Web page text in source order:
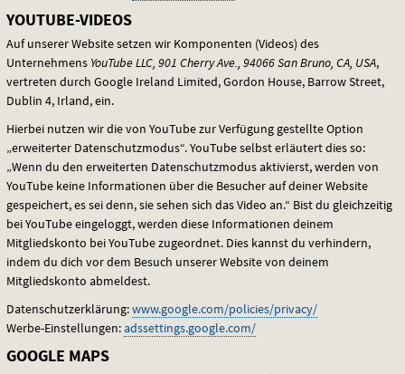
YOUTUBE-VIDEOS
Auf unserer Website setzen wir Komponenten (Videos) des
Unternehmens YouTubeLLC, 901 Cherry Ave., 94066 San Bruno, CA, USA,
vertreten durch Google Ireland Limited, Gordon House, Barrow Street,
Dublin 4, Irland, ein.
Hierbei nutzen wir die von YouTube zur Verfügung gestellte Option
„erweiterter Datenschutzmodus“. YouTube selbst erläutert dies so:
„Wenn du den erweiterten Datenschutzmodus aktivierst, werden von
YouTube keine Informationen über die Besucher auf deiner Website
gespeichert, es sei denn, sie sehen sich das Video an.“ Bist du gleichzeitig
bei YouTube eingeloggt, werden diese Informationen deinem
Mitgliedskonto bei YouTube zugeordnet. Dies kannst du verhindern,
indem du dich vor dem Besuch unserer Website von deinem
Mitgliedskonto abmeldest.
Datenschutzerklärung:www.google.com/policies/privacy/
Werbe-Einstellungen:adssettings.google.com/
GOOGLE MAPS